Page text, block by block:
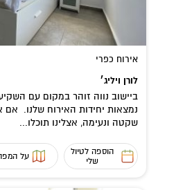
אירוח כפרי
לורן ויליג׳
ביישוב נווה זוהר במקום עם
נמצאות יחידות האירוח שלנו.
שקטה ונעימה, אצלינו תוכלו...
הוספה לטיול
שלי
על